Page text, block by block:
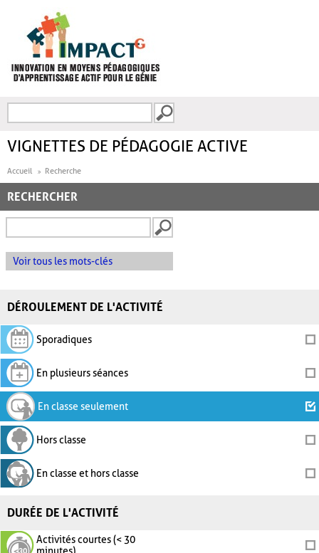
FORMULAIRE DE
VIGNETTES DE PÉDAGOGIE ACTIVE
Accueil Recherche
RECHERCHER
Voir tous les mots-clés
DÉROULEMENT DE L'ACTIVITÉ
Sporadiques
En plusieurs séances
En classe seulement
Hors classe
En classe et hors classe
DURÉE DE L'ACTIVITÉ
Activités courtes (< 30